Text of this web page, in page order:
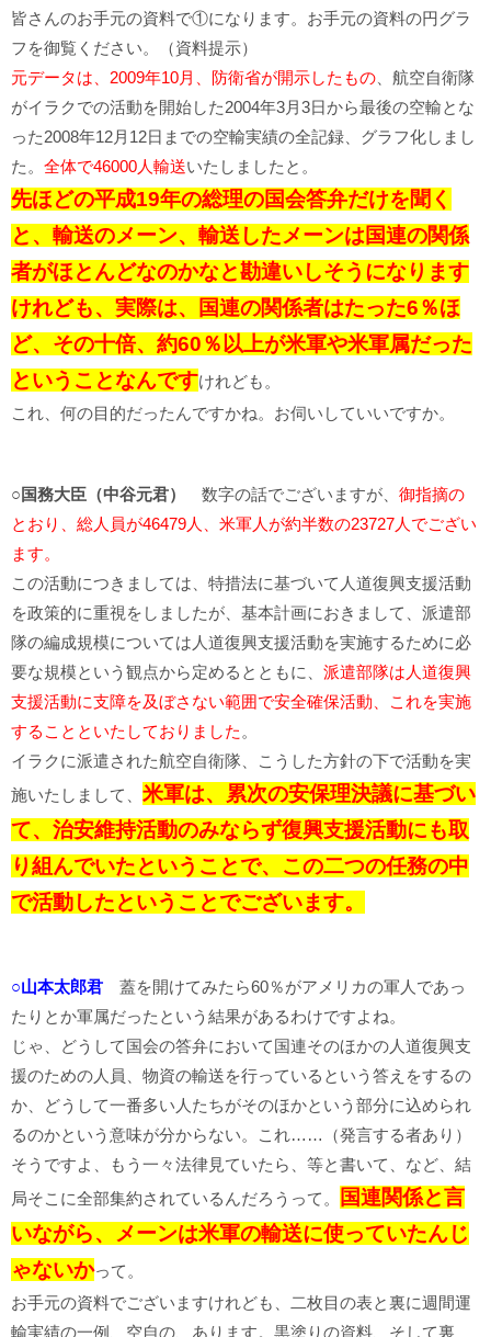
皆さんのお手元の資料で①になります。お手元の資料の円グラ
フを御覧ください。（資料提示）
元データは、2009年10月、防衛省が開示したもの、航空自衛隊
がイラクでの活動を開始した2004年3月3日から最後の空輸とな
った2008年12月12日までの空輸実績の全記録、グラフ化しまし
た。 全体で46000人輸送いたしましたと。
先ほどの平成19年の総理の国会答弁だけを聞く
と、輸送のメーン、輸送したメーンは国連の関係
者がほとんどなのかなと勘違いしそうになります
けれども、実際は、国連の関係者はたった6％ほ
ど、その十倍、約60％以上が米軍や米軍属だった
ということなんですけれども。
これ、何の目的だったんですかね。お伺いしていいですか。
○国務大臣（中谷元君） 数字の話でございますが、 御指摘の
とおり、総人員が46479人、米軍人が約半数の23727人でござい
ます。
この活動につきましては、特措法に基づいて人道復興支援活動
を政策的に重視をしましたが、基本計画におきまして、派遣部
隊の編成規模については人道復興支援活動を実施するために必
要な規模という観点から定めるとともに、 派遣部隊は人道復興
支援活動に支障を及ぼさない範囲で安全確保活動、これを実施
することといたしておりました。
イラクに派遣された航空自衛隊、こうした方針の下で活動を実
施いたしまして、 米軍は、累次の安保理決議に基づい
て、治安維持活動のみならず復興支援活動にも取
り組んでいたということで、この二つの任務の中
で活動したということでございます。
○山本太郎君 蓋を開けてみたら60％がアメリカの軍人であっ
たりとか軍属だったという結果があるわけですよね。
じゃ、どうして国会の答弁において国連そのほかの人道復興支
援のための人員、物資の輸送を行っているという答えをするの
か、どうして一番多い人たちがそのほかという部分に込められ
るのかという意味が分からない。これ……（発言する者あり）
そうですよ、もう一々法律見ていたら、等と書いて、など、結
局そこに全部集約されているんだろうって。
国連関係と言
いながら、メーンは米軍の輸送に使っていたんじ
ゃないかって。
お手元の資料でございますけれども、二枚目の表と裏に週間運
輸実績の一例、空自の、あります。黒塗りの資料、そして裏